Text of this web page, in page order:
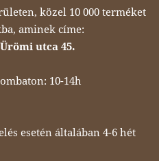
közel 10 000 terméket
aminek címe:
utca 45.
10-14h
esetén általában 4-6 hét